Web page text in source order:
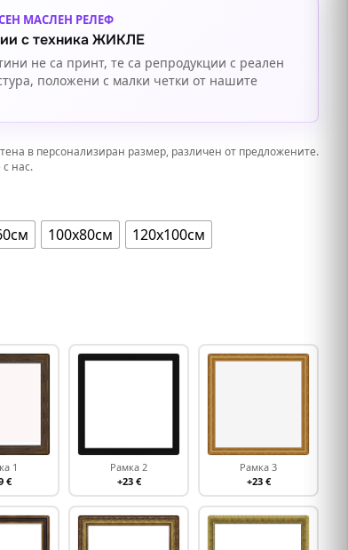
МАСЛЕН РЕЛЕФ
с техника ЖИКЛЕ
не са принт, те са репродукции с реален
положени с малки четки от нашите
в персонализиран размер, различен от предложените.
нас.
100х80см 120х100см
1
€
Рамка 2
+23 €
Рамка 3
+23 €